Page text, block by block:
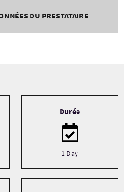
DU PRESTATAIRE
Durée
1 Day